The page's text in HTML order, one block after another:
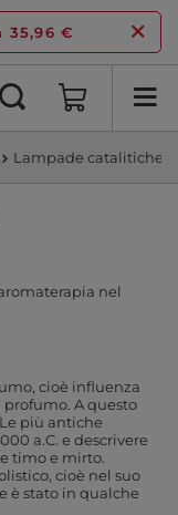
35,96 €
Lampade catalitiche
nel
cioè influenza
profumo. A questo
più antiche
a.C. e descrivere
timo e mirto.
cioè nel suo
è stato in qualche